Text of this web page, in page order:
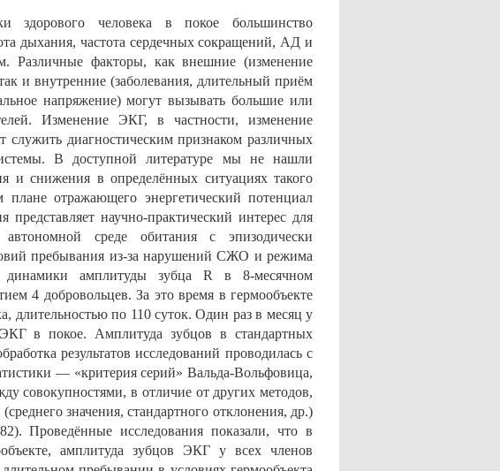
здорового человека в покое большинство
дыхания, частота сердечных сокращений, АД и
Различные факторы, как внешние (изменение
и внутренние (заболевания, длительный приём
напряжение) могут вызывать большие или
Изменение ЭКГ, в частности, изменение
диагностическим признаком различных
В доступной литературе мы не нашли
и снижения в определённых ситуациях такого
отражающего энергетический потенциал
научно-практический интерес для
среде обитания с эпизодически
пребывания из-за нарушений СЖО и режима
динамики амплитуды зубца R в 8-месячном
4 добровольцев. За это время в гермообъекте
длительностью по 110 суток. Один раз в месяц у
в покое. Амплитуда зубцов в стандартных
результатов исследований проводилась с
— «критерия серий» Вальда-Вольфовица,
совокупностями, в отличие от других методов,
значения, стандартного отклонения, др.)
Проведённые исследования показали, что в
амплитуда зубцов ЭКГ у всех членов